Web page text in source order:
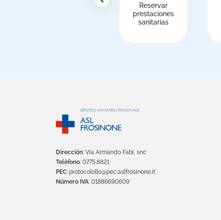
Reservar
prestaciones
sanitarias
Dirección: Via Armando Fabi, snc
Teléfono: 0775.8821
PEC: protocolollo@pec.aslfrosinone.it
Número IVA: 01886690609